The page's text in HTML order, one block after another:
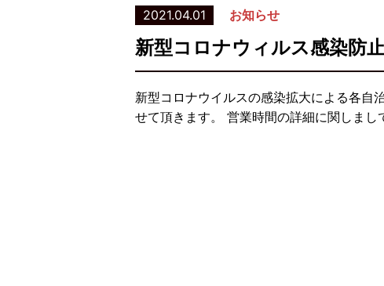
2021.04.01 お知らせ
新型コロナウィルス感染防
新型コロナウイルスの感染拡大による各自
せて頂きます。 営業時間の詳細に関しま